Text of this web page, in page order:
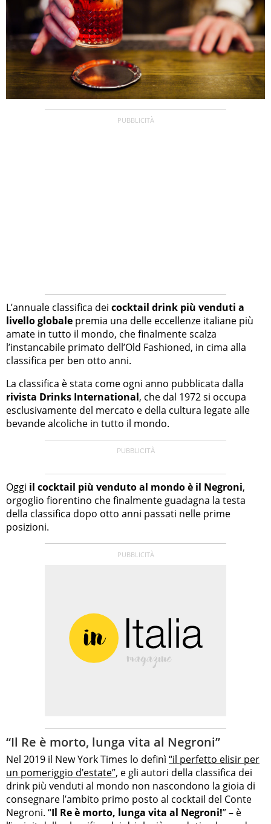
L’annuale classifica dei cocktail drink più venduti a
livello globale premia una delle eccellenze italiane più
amate in tutto il mondo, che finalmente scalza
l’instancabile primato dell’Old Fashioned, in cima alla
classifica per ben otto anni.
La classifica è stata come ogni anno pubblicata dalla
rivista Drinks International, che dal 1972 si occupa
esclusivamente del mercato e della cultura legate alle
bevande alcoliche in tutto il mondo.
Oggi il cocktail più venduto al mondo è il Negroni,
orgoglio fiorentino che finalmente guadagna la testa
della classifica dopo otto anni passati nelle prime
posizioni.
“Il Re è morto, lunga vita al Negroni”
Nel 2019 il New York Times lo definì “il perfetto elisir per
un pomeriggio d’estate”, e gli autori della classifica dei
drink più venduti al mondo non nascondono la gioia di
consegnare l’ambito primo posto al cocktail del Conte
Negroni. “Il Re è morto, lunga vita al Negroni!” – è